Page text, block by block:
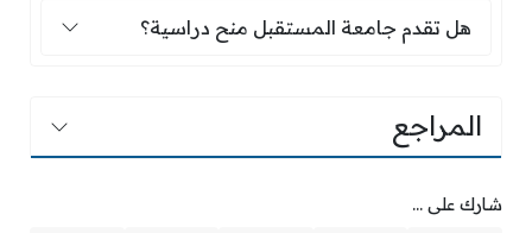
هل تقدم جامعة المستقبل منح دراسية؟
هل تقدم جامعة المستقبل منح دراسية؟
المراجع
شارك على ...